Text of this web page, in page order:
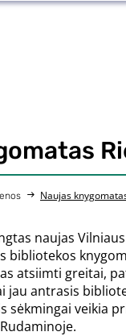
Naujas
naujas
bibliotekos
atsiimti greitai,
jau antrasis
sėkmingai veikia